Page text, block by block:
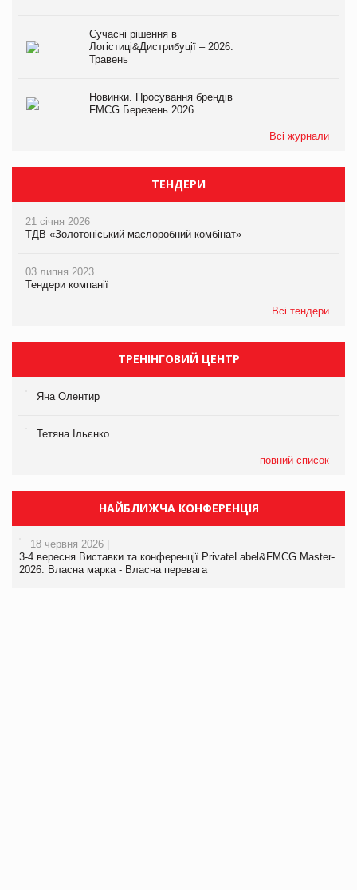
Сучасні рішення в
Логістиці&Дистрибуції – 2026.
Травень
Новинки. Просування брендів
FMCG.Березень 2026
Всі журнали
ТЕНДЕРИ
21 січня 2026
ТДВ «Золотоніський маслоробний комбінат»
03 липня 2023
Тендери компанії
Всі тендери
ТРЕНІНГОВИЙ ЦЕНТР
Яна Олентир
Тетяна Ільєнко
повний список
НАЙБЛИЖЧА КОНФЕРЕНЦІЯ
18 червня 2026 |
3-4 вересня Виставки та конференції PrivateLabel&FMCG Master-
2026: Власна марка - Власна перевага